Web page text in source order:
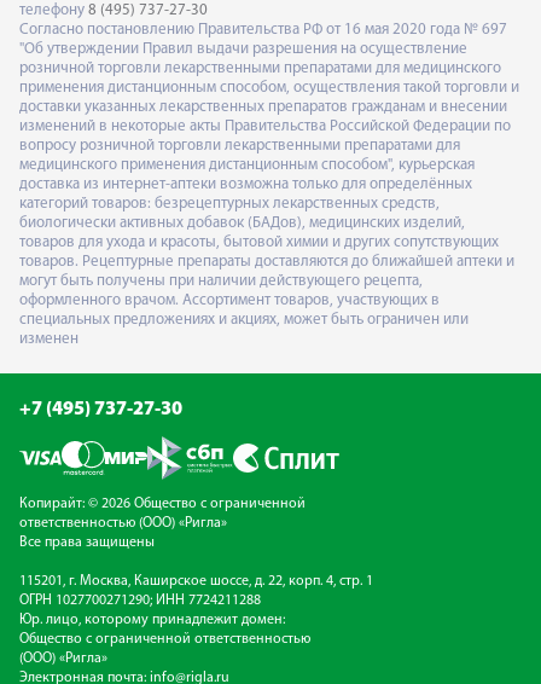
телефону 8 (495) 737-27-30
Согласно постановлению Правительства РФ от 16 мая 2020 года № 697
"Об утверждении Правил выдачи разрешения на осуществление
розничной торговли лекарственными препаратами для медицинского
применения дистанционным способом, осуществления такой торговли и
доставки указанных лекарственных препаратов гражданам и внесении
изменений в некоторые акты Правительства Российской Федерации по
вопросу розничной торговли лекарственными препаратами для
медицинского применения дистанционным способом", курьерская
доставка из интернет-аптеки возможна только для определённых
категорий товаров: безрецептурных лекарственных средств,
биологически активных добавок (БАДов), медицинских изделий,
товаров для ухода и красоты, бытовой химии и других сопутствующих
товаров. Рецептурные препараты доставляются до ближайшей аптеки и
могут быть получены при наличии действующего рецепта,
оформленного врачом. Ассортимент товаров, участвующих в
специальных предложениях и акциях, может быть ограничен или
изменен
+7 (495) 737-27-30
Копирайт: © 2026 Общество с ограниченной
ответственностью (ООО) «Ригла»
Все права защищены
115201, г. Москва, Каширское шоссе, д. 22, корп. 4, стр. 1
ОГРН 1027700271290; ИНН 7724211288
Юр. лицо, которому принадлежит домен:
Общество с ограниченной ответственностью
(ООО) «Ригла»
Электронная почта: info@rigla.ru